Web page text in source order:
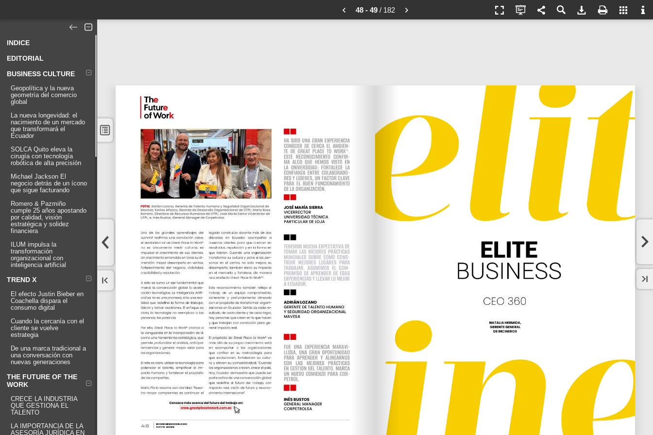
48 - 49/ 182
INDICE
EDITORIAL
BUSINESS CULTURE
Geopolítica y la nueva
geometría del comercio
global
La nueva longevidad: el
nacimiento de un mercado
que transformará el
Ecuador
SOLCA Quito eleva la
cirugía con tecnología
robótica de alta precisión
Michael Jackson El
negocio detrás de un ícono
que sigue facturando
Romero & Pazmiño
cumple 25 años apostando
por calidad, visión
estratégica y solidez
financiera
ILUM impulsa la
transformación
organizacional con
inteligencia artificial
TREND X
El efecto Justin Bieber en
Coachella dispara el
consumo digital
Cuando la cercanía con el
cliente se vuelve
estrategia
De una marca tradicional a
una conversación con
nuevas generaciones
THE FUTURE OF THE
WORK
CRECE LA INDUSTRIA
QUE GESTIONA EL
TALENTO
LA IMPORTANCIA DE LA
ASESORÍA JURÍDICA EN